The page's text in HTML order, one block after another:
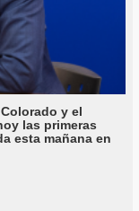
y el
las primeras
esta mañana en